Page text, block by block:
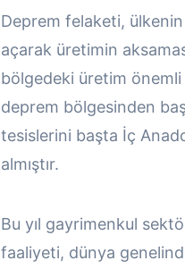
Deprem felaketi,
açarak üretimin
bölgedeki üretim önemli
deprem bölgesinden
tesislerini başta İç
almıştır.
Bu yıl gayrimenkul
faaliyeti, dünya